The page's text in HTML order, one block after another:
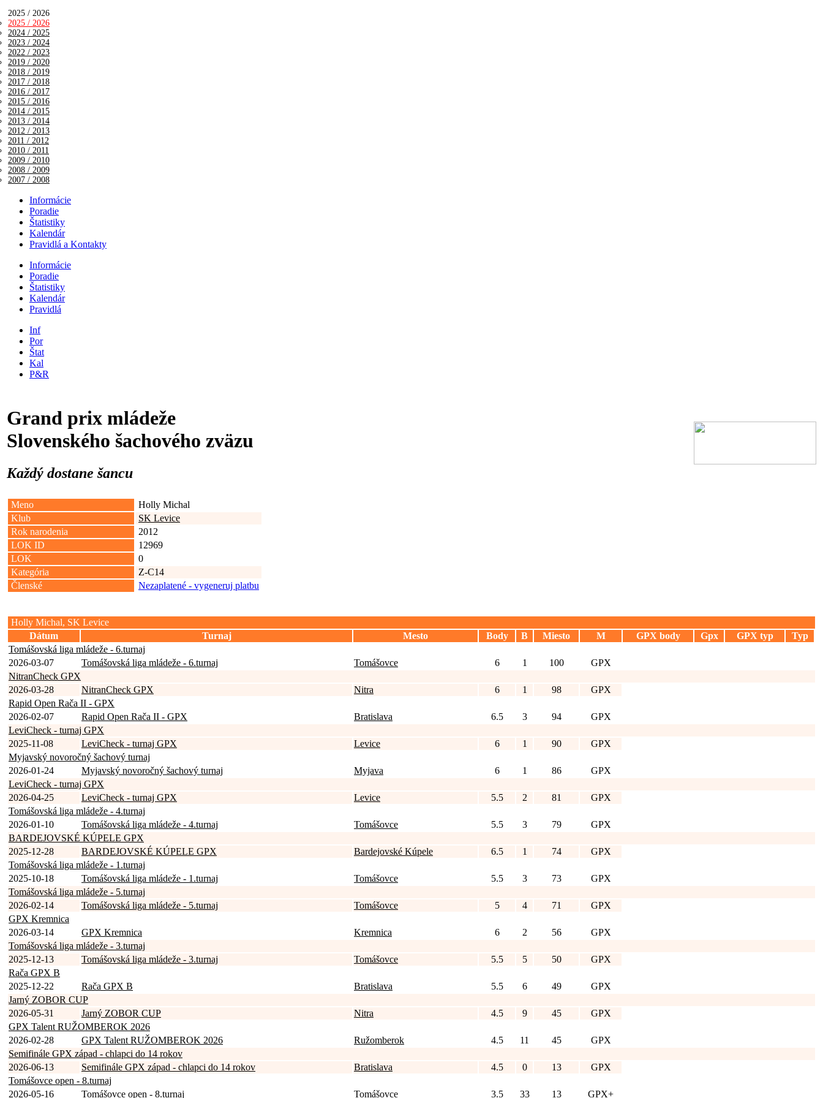
2025 / 2026
2025 / 2026
2024 / 2025
2023 / 2024
2022 / 2023
2019 / 2020
2018 / 2019
2017 / 2018
2016 / 2017
2015 / 2016
2014 / 2015
2013 / 2014
2012 / 2013
2011 / 2012
2010 / 2011
2009 / 2010
2008 / 2009
2007 / 2008
Informácie
Poradie
Štatistiky
Kalendár
Pravidlá a Kontakty
Informácie
Poradie
Štatistiky
Kalendár
Pravidlá
Inf
Por
Štat
Kal
P&R
Grand prix mládeže
Slovenského šachového zväzu
Každý dostane šancu
Meno
Holly Michal
Klub
SK Levice
Rok narodenia
2012
LOK ID
12969
LOK
0
Kategória
Z-C14
Členské
Nezaplatené - vygeneruj platbu
Holly Michal, SK Levice
Dátum
Turnaj Mesto Body B Miesto M GPX body Gpx GPX typ
Typ
Tomášovská liga mládeže - 6.turnaj
2026-03-07
Tomášovská liga mládeže - 6.turnaj Tomášovce 6 1 100
GPX
NitranCheck GPX
2026-03-28
NitranCheck GPX Nitra 6 1 98
GPX
Rapid Open Rača II - GPX
2026-02-07
Rapid Open Rača II - GPX Bratislava 6.5 3 94
GPX
LeviCheck - turnaj GPX
2025-11-08
LeviCheck - turnaj GPX Levice 6 1 90
GPX
Myjavský novoročný šachový turnaj
2026-01-24
Myjavský novoročný šachový turnaj Myjava 6 1 86
GPX
LeviCheck - turnaj GPX
2026-04-25
LeviCheck - turnaj GPX Levice 5.5 2 81
GPX
Tomášovská liga mládeže - 4.turnaj
2026-01-10
Tomášovská liga mládeže - 4.turnaj Tomášovce 5.5 3 79
GPX
BARDEJOVSKÉ KÚPELE GPX
2025-12-28
BARDEJOVSKÉ KÚPELE GPX Bardejovské Kúpele 6.5 1 74
GPX
Tomášovská liga mládeže - 1.turnaj
2025-10-18
Tomášovská liga mládeže - 1.turnaj Tomášovce 5.5 3 73
GPX
Tomášovská liga mládeže - 5.turnaj
2026-02-14
Tomášovská liga mládeže - 5.turnaj Tomášovce 5 4 71
GPX
GPX Kremnica
2026-03-14
GPX Kremnica Kremnica 6 2 56
GPX
Tomášovská liga mládeže - 3.turnaj
2025-12-13
Tomášovská liga mládeže - 3.turnaj Tomášovce 5.5 5 50
GPX
Rača GPX B
2025-12-22
Rača GPX B Bratislava 5.5 6 49
GPX
Jarný ZOBOR CUP
2026-05-31
Jarný ZOBOR CUP Nitra 4.5 9 45
GPX
GPX Talent RUŽOMBEROK 2026
2026-02-28
GPX Talent RUŽOMBEROK 2026 Ružomberok 4.5 11 45
GPX
Semifinále GPX západ - chlapci do 14 rokov
2026-06-13
Semifinále GPX západ - chlapci do 14 rokov Bratislava 4.5 0 13
GPX
Tomášovce open - 8.turnaj
2026-05-16
Tomášovce open - 8.turnaj Tomášovce 3.5 33 13 GPX+